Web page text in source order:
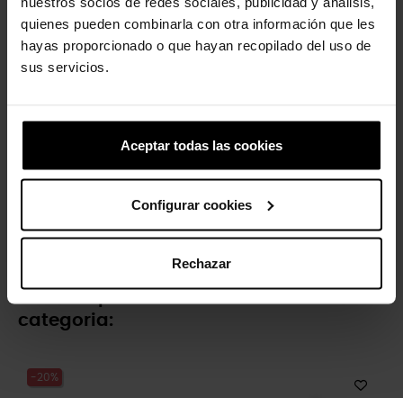
quienes pueden combinarla con otra información que les
hayas proporcionado o que hayan recopilado del uso de
sus servicios.
Aceptar todas las cookies
Configurar cookies
Rechazar
-20% -20%
categoria:
-20%